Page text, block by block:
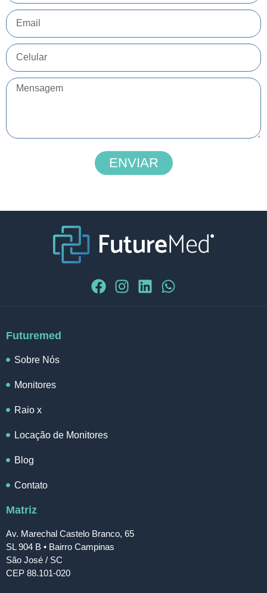
ENVIAR
Futuremed
Sobre Nós
Monitores
Raio x
Locação de Monitores
Blog
Contato
Matriz
Av. Marechal Castelo Branco, 65
SL 904 B • Bairro Campinas
São José / SC
CEP 88.101-020